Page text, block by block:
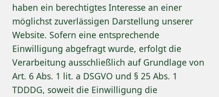
haben ein berechtigtes Interesse an einer
möglichst zuverlässigen Darstellung unserer
Website. Sofern eine entsprechende
Einwilligung abgefragt wurde, erfolgt die
Verarbeitung ausschließlich auf Grundlage von
Art. 6 Abs. 1 lit. a DSGVO und § 25 Abs. 1
TDDDG, soweit die Einwilligung die